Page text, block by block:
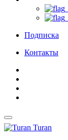
Подписка
Контакты
Turan